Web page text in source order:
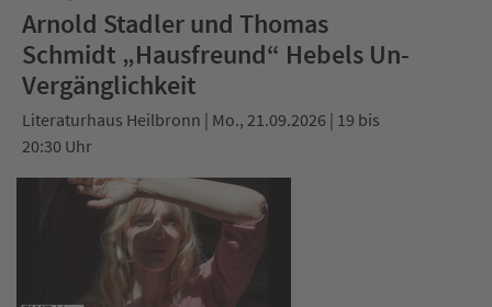
Arnold Stadler und Thomas
Schmidt „Hausfreund“ Hebels Un-
Vergänglichkeit
Literaturhaus Heilbronn | Mo., 21.09.2026 | 19 bis
20:30 Uhr